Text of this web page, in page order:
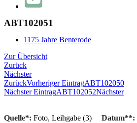
ABT102051
1175 Jahre Benterode
Zur Übersicht
Zurück
Nächster
ZurückVorheriger EintragABT102050
Nächster EintragABT102052Nächster
Quelle*: Foto, Leihgabe (3) Datum**: